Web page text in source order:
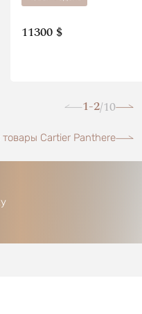
11300 $
1-2/10
товары Cartier Panthere